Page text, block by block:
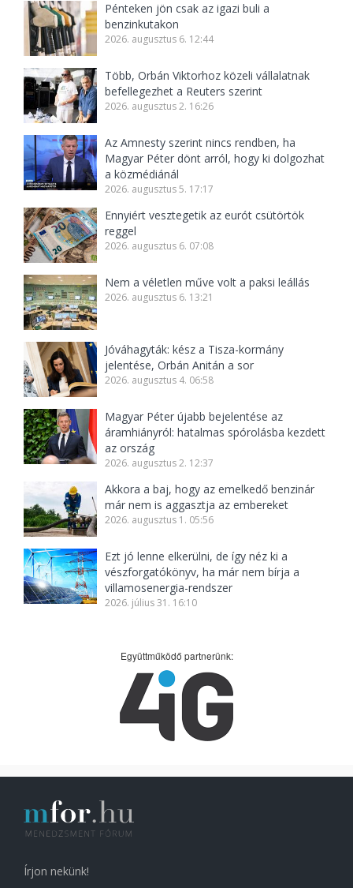
Pénteken jön csak az igazi buli a
benzinkutakon
2026. augusztus 6. 12:44
Több, Orbán Viktorhoz közeli vállalatnak
befellegezhet a Reuters szerint
2026. augusztus 2. 16:26
Az Amnesty szerint nincs rendben, ha
Magyar Péter dönt arról, hogy ki dolgozhat
a közmédiánál
2026. augusztus 5. 17:17
Ennyiért vesztegetik az eurót csütörtök
reggel
2026. augusztus 6. 07:08
Nem a véletlen műve volt a paksi leállás
2026. augusztus 6. 13:21
Jóváhagyták: kész a Tisza-kormány
jelentése, Orbán Anitán a sor
2026. augusztus 4. 06:58
Magyar Péter újabb bejelentése az
áramhiányról: hatalmas spórolásba kezdett
az ország
2026. augusztus 2. 12:37
Akkora a baj, hogy az emelkedő benzinár
már nem is aggasztja az embereket
2026. augusztus 1. 05:56
Ezt jó lenne elkerülni, de így néz ki a
vészforgatókönyv, ha már nem bírja a
villamosenergia-rendszer
2026. július 31. 16:10
Együttműködő partnerünk:
Írjon nekünk!